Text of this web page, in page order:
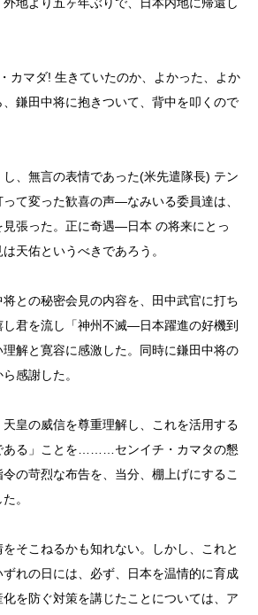
カマダ! 生きていたのか、よかった、よか
鎌田中将に抱きついて、背中を叩くので
、無言の表情であった(米先遣隊長) テン
て変った歓喜の声―なみいる委員達は、
張った。正に奇遇―日本 の将来にとっ
天佑というべきであろう。
との秘密会見の内容を、田中武官に打ち
し君を流し「神州不滅―日本躍進の好機到
解と寛容に感激した。同時に鎌田中将の
感謝した。
皇の威信を尊重理解し、これを活用する
ある」ことを………センイチ・カマタの懇
の苛烈な布告を、当分、棚上げにするこ
。
そこねるかも知れない。しかし、これと
れの日には、必ず、日本を温情的に育成
を防ぐ対策を講じたことについては、ア